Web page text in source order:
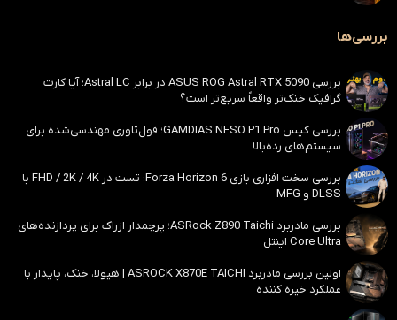
بررسی‌ها
بررسی ASUS ROG Astral RTX 5090 در برابر Astral LC؛ آیا کارت
گرافیک خنک‌تر واقعاً سریع‌تر است؟
بررسی کیس GAMDIAS NESO P1 Pro؛ فول‌تاوری مهندسی‌شده برای
سیستم‌های رده‌بالا
بررسی سخت افزاری بازی Forza Horizon 6؛ تست در FHD / 2K / 4K با
DLSS و MFG
بررسی مادربرد ASRock Z890 Taichi؛ پرچمدار ازراک برای پردازنده‌های
Core Ultra اینتل
اولین بررسی مادربرد ASROCK X870E TAICHI | هیولا، خنک، پایدار با
عملکرد خیره کننده